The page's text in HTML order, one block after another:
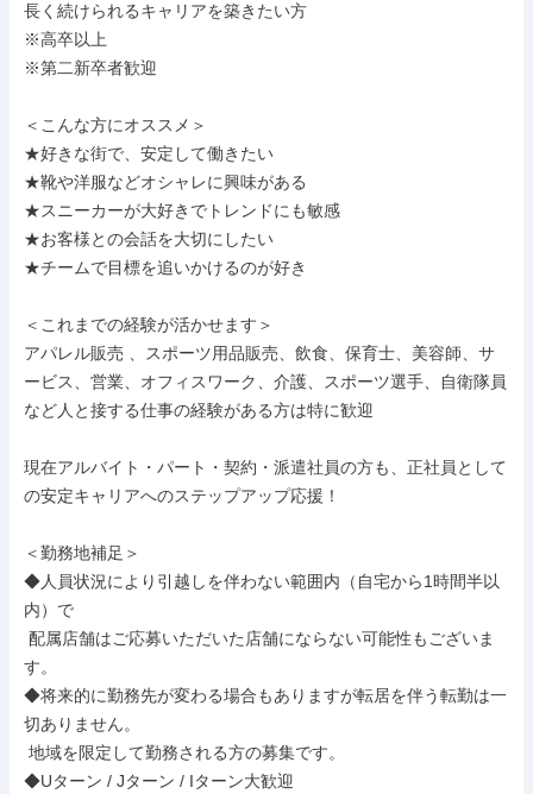
長く続けられるキャリアを築きたい方
※高卒以上
※第二新卒者歓迎
＜こんな方にオススメ＞
★好きな街で、安定して働きたい
★靴や洋服などオシャレに興味がある
★スニーカーが大好きでトレンドにも敏感
★お客様との会話を大切にしたい
★チームで目標を追いかけるのが好き
＜これまでの経験が活かせます＞
アパレル販売 、スポーツ用品販売、飲食、保育士、美容師、サ
ービス、営業、オフィスワーク、介護、スポーツ選手、自衛隊員
など人と接する仕事の経験がある方は特に歓迎
現在アルバイト・パート・契約・派遣社員の方も、正社員として
の安定キャリアへのステップアップ応援！
＜勤務地補足＞
◆人員状況により引越しを伴わない範囲内（自宅から1時間半以
内）で
す。
◆将来的に勤務先が変わる場合もありますが転居を伴う転勤は一
切ありません。
◆Uターン / Jターン / Iターン大歓迎